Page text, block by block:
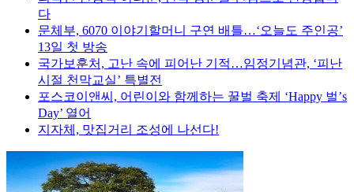
다
문체부, 6070 이야기할머니 구연 배틀…‘오늘도 주인공’
13일 첫 방송
국가보훈처, 고난 속에 피어난 기적…임정기념관, ‘피난
시절 천막교실’ 특별전
포스코이앤씨, 어린이와 함께하는 꿀벌 축제 ‘Happy 벌’s
Day’ 열어
지자체, 맛집거리 조성에 나선다!